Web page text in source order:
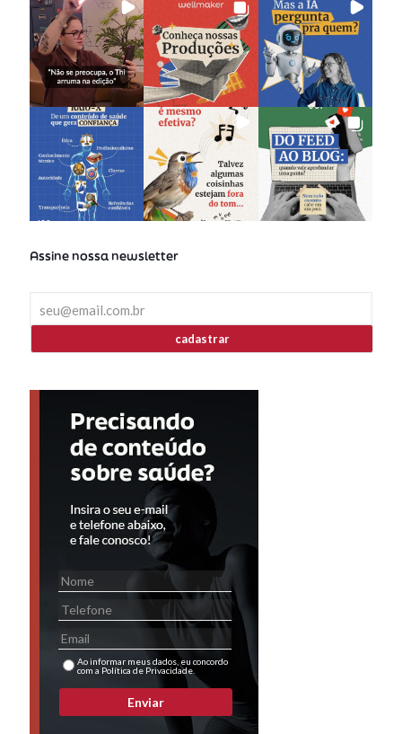
Assine nossa newsletter
cadastrar
Ao informar meus dados, eu concordo
com a Política de Privacidade.
Enviar